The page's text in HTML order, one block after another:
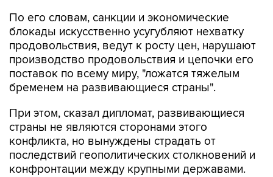
По его словам, санкции и экономические
блокады искусственно усугубляют нехватку
продовольствия, ведут к росту цен, нарушают
производство продовольствия и цепочки его
поставок по всему миру, "ложатся тяжелым
бременем на развивающиеся страны".
При этом, сказал дипломат, развивающиеся
страны не являются сторонами этого
конфликта, но вынуждены страдать от
последствий геополитических столкновений и
конфронтации между крупными державами.